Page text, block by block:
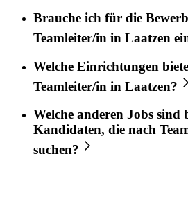
Brauche ich für die
Teamleiter/in in Laatzen
Welche Einrichtungen
Teamleiter/in in Laatzen?
Welche anderen Jobs sind
Kandidaten, die nach
suchen?